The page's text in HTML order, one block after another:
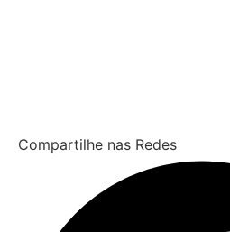
Compartilhe nas Redes